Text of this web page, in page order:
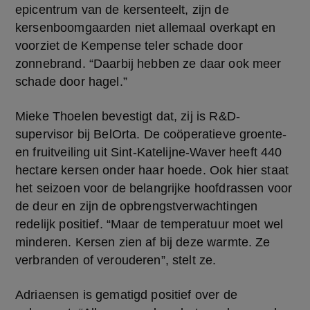
epicentrum van de kersenteelt, zijn de
kersenboomgaarden niet allemaal overkapt en
voorziet de Kempense teler schade door
zonnebrand. “Daarbij hebben ze daar ook meer
schade door hagel.”
Mieke Thoelen bevestigt dat, zij is R&D-
supervisor bij BelOrta. De coöperatieve groente-
en fruitveiling uit Sint-Katelijne-Waver heeft 440
hectare kersen onder haar hoede. Ook hier staat
het seizoen voor de belangrijke hoofdrassen voor
de deur en zijn de opbrengstverwachtingen
redelijk positief. “Maar de temperatuur moet wel
minderen. Kersen zien af bij deze warmte. Ze
verbranden of verouderen”, stelt ze.
Adriaensen is gematigd positief over de